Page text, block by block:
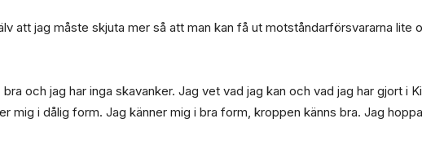
att jag måste skjuta mer så att man kan få ut motståndarförsvararna
och jag har inga skavanker. Jag vet vad jag kan och vad jag har gjort i
mig i dålig form. Jag känner mig i bra form, kroppen känns bra. Jag